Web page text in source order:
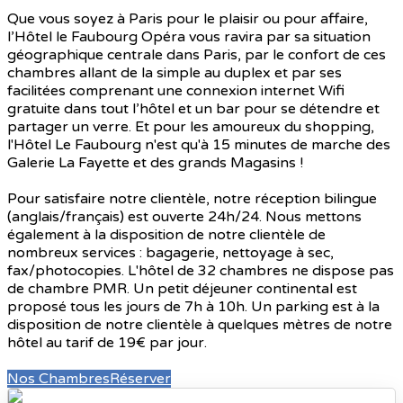
Que vous soyez à Paris pour le plaisir ou pour affaire,
l’Hôtel le Faubourg Opéra vous ravira par sa situation
géographique centrale dans Paris, par le confort de ces
chambres allant de la simple au duplex et par ses
facilitées comprenant une connexion internet Wifi
gratuite dans tout l’hôtel et un bar pour se détendre et
partager un verre. Et pour les amoureux du shopping,
l'Hôtel Le Faubourg n'est qu'à 15 minutes de marche des
Galerie La Fayette et des grands Magasins !
Pour satisfaire notre clientèle, notre réception bilingue
(anglais/français) est ouverte 24h/24. Nous mettons
également à la disposition de notre clientèle de
nombreux services : bagagerie, nettoyage à sec,
fax/photocopies. L'hôtel de 32 chambres ne dispose pas
de chambre PMR. Un petit déjeuner continental est
proposé tous les jours de 7h à 10h. Un parking est à la
disposition de notre clientèle à quelques mètres de notre
hôtel au tarif de 19€ par jour.
Nos ChambresRéserver